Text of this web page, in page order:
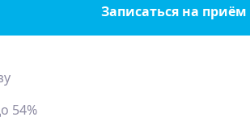
Записаться на приём
54%